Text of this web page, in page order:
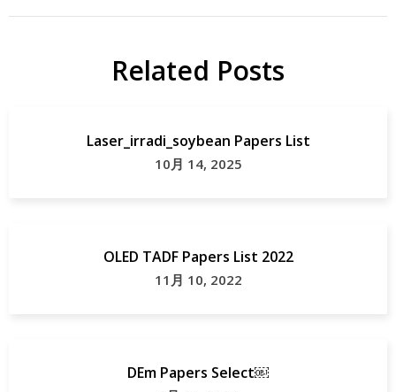
Related Posts
Laser_irradi_soybean Papers List
10月 14, 2025
OLED TADF Papers List 2022
11月 10, 2022
DEm Papers Select￼